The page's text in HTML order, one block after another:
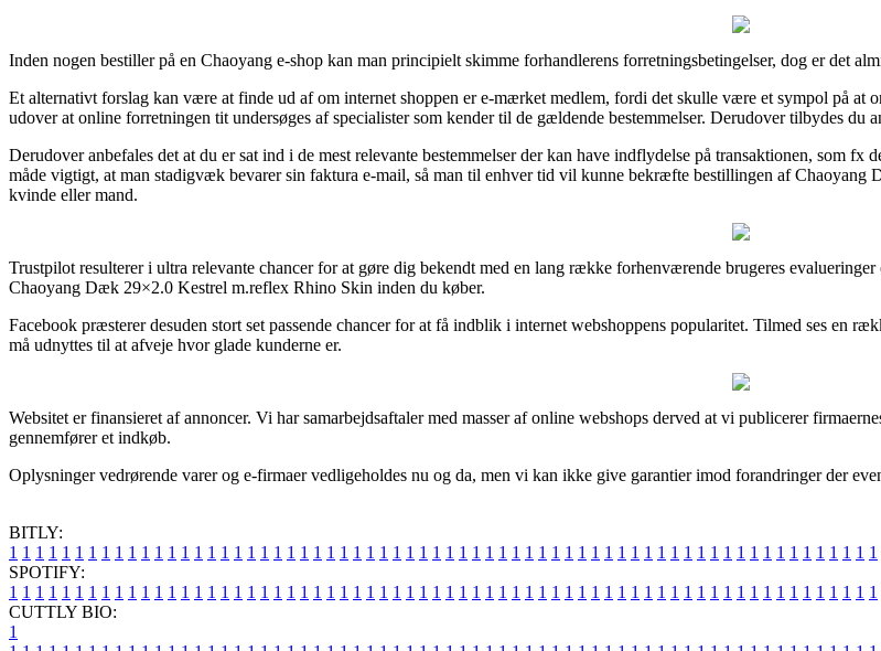
Inden nogen bestiller på en Chaoyang e-shop kan man principielt skimme forhandlerens forretningsbetingelser, dog er det
Et alternativt forslag kan være at finde ud af om internet shoppen er e-mærket medlem, fordi det skulle være et sympol på at
udover at online forretningen tit undersøges af specialister som kender til de gældende bestemmelser. Derudover tilbydes
Derudover anbefales det at du er sat ind i de mest relevante bestemmelser der kan have indflydelse på transaktionen, som
måde vigtigt, at man stadigvæk bevarer sin faktura e-mail, så man til enhver tid vil kunne bekræfte bestillingen af
kvinde eller mand.
Trustpilot resulterer i ultra relevante chancer for at gøre dig bekendt med en lang række forhenværende brugeres
Chaoyang Dæk 29×2.0 Kestrel m.reflex Rhino Skin inden du køber.
Facebook præsterer desuden stort set passende chancer for at få indblik i internet webshoppens popularitet. Tilmed ses en
må udnyttes til at afveje hvor glade kunderne er.
Websitet er finansieret af annoncer. Vi har samarbejdsaftaler med masser af online webshops derved at vi publicerer
gennemfører et indkøb.
Oplysninger vedrørende varer og e-firmaer vedligeholdes nu og da, men vi kan ikke give garantier imod forandringer der
BITLY:
1 1 1 1 1 1 1 1 1 1 1 1 1 1 1 1 1 1 1 1 1 1 1 1 1 1 1 1 1 1 1 1 1 1 1 1 1 1 1 1 1 1 1 1 1 1 1 1 1 1 1 1 1 1 1 1 1 1 1 1 1 1 1 1 1 1
SPOTIFY:
1 1 1 1 1 1 1 1 1 1 1 1 1 1 1 1 1 1 1 1 1 1 1 1 1 1 1 1 1 1 1 1 1 1 1 1 1 1 1 1 1 1 1 1 1 1 1 1 1 1 1 1 1 1 1 1 1 1 1 1 1 1 1 1 1 1
CUTTLY BIO:
1